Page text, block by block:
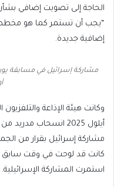
الحاجة إلى تصويت إضافي
“يجب أن تستمر كما هو
إضافية جديدة.
مشاركة إسرائيل في مسابقة
وكانت هيئة الإذاعة
مشاركة إسرائيل بقرار من
كانت قد لوحت في وقت سابق
استمرت المشاركة الإسرائيلية.